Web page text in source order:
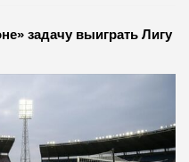
задачу выиграть Лигу